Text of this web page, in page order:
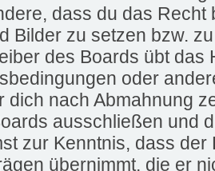
dass du das
Bilder zu setzen bzw.
des Boards übt
oder
dich nach Abmahnung
ausschließen und
zur Kenntnis, dass
übernimmt, die er